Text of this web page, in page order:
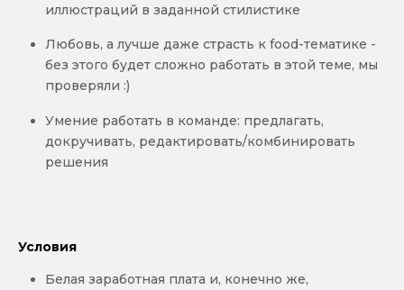
иллюстраций в заданной стилистике
Любовь, а лучше даже страсть к food-тематике -
без этого будет сложно работать в этой теме, мы
проверяли :)
Умение работать в команде: предлагать,
докручивать, редактировать/комбинировать
решения
Условия
Белая заработная плата и, конечно же,